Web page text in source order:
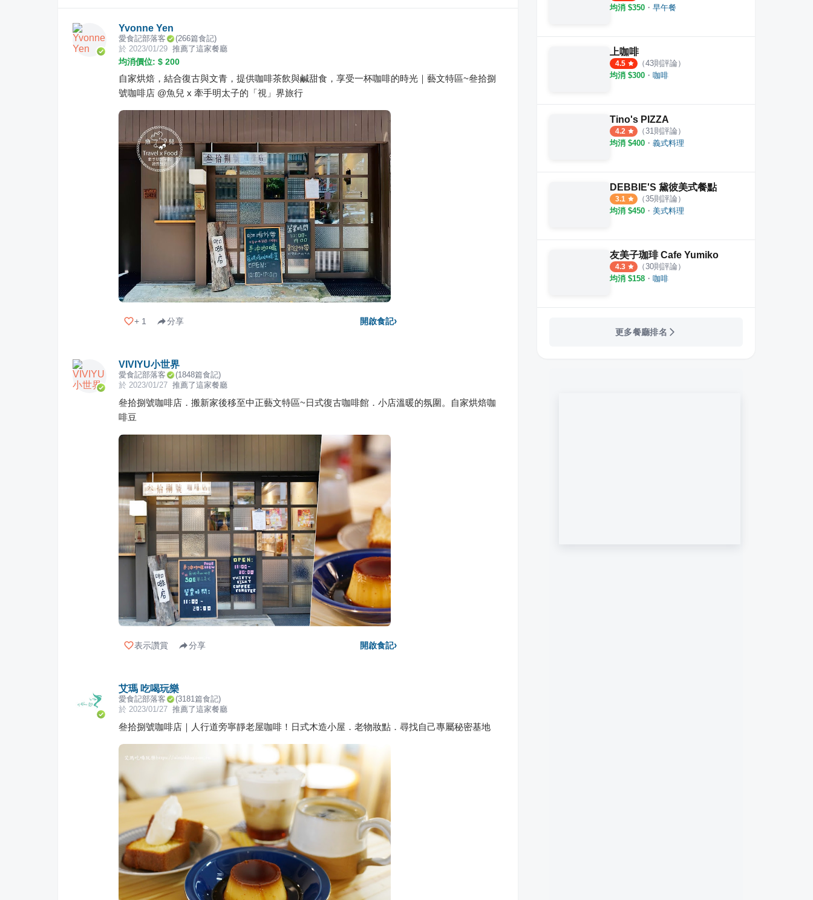
Yvonne Yen
愛食記部落客 (266篇食記)
於 2023/01/29 推薦了這家餐廳
均消價位: $ 200
自家烘焙，結合復古與文青，提供咖啡茶飲與鹹甜食，享受一杯咖啡的時光｜藝文特區~叄拾捌
號咖啡店 @魚兒 x 牽手明太子的「視」界旅行
+ 1 分享 開啟食記›
VIVIYU小世界
愛食記部落客 (1848篇食記)
於 2023/01/27 推薦了這家餐廳
叄拾捌號咖啡店．搬新家後移至中正藝文特區~日式復古咖啡館．小店溫暖的氛圍。自家烘焙咖
啡豆
表示讚賞 分享 開啟食記›
艾瑪 吃喝玩樂
愛食記部落客 (3181篇食記)
於 2023/01/27 推薦了這家餐廳
叄拾捌號咖啡店｜人行道旁寧靜老屋咖啡！日式木造小屋．老物妝點．尋找自己專屬秘密基地
均消 $350 ・ 早午餐
上咖啡
4.5 （43則評論）
均消 $300 ・ 咖啡
Tino's PIZZA
4.2 （31 則評論）
均消 $400 ・ 義式料理
DEBBIE'S 黛彼美式餐點
3.1 （35則評論）
均消 $450 ・ 美式料理
友美子珈琲 Cafe Yumiko
4.3 （30則評論）
均消 $158 ・ 咖啡
更多餐廳排名